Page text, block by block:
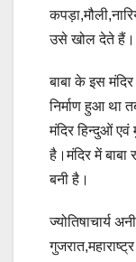
उसे खोल देते हैं।
बाबा के इस
निर्माण हुआ था
मंदिर हिन्दुओं
है।मंदिर में बाबा
बनी है।
ज्योतिषाचार्य